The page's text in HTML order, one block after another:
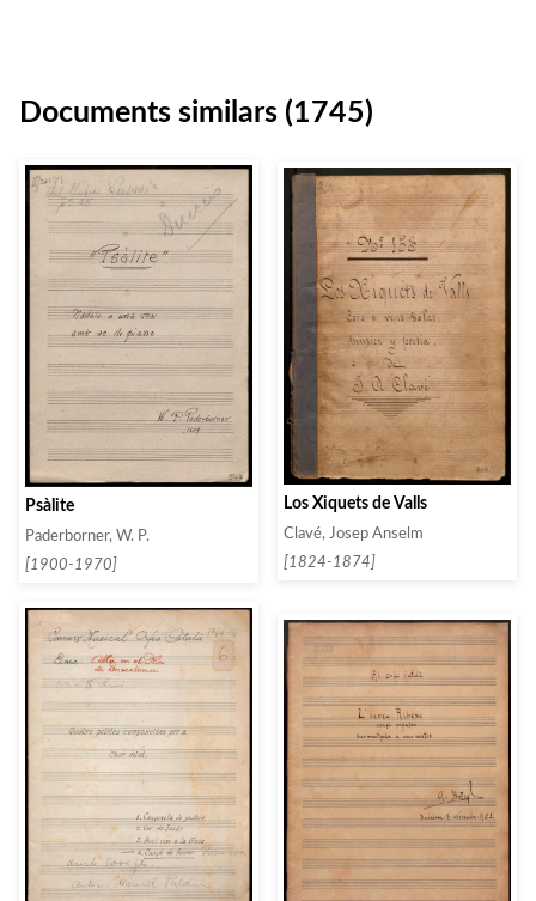
Documents similars (1745)
Psàlite
Paderborner, W. P.
[1900-1970]
Los Xiquets de Valls
Clavé, Josep Anselm
[1824-1874]